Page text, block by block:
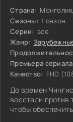
Страна:
Сезоны: 1 сезон
Серии: все
Жанр:
Премьера
Качество: FHD
До времен
восстали против
чтобы